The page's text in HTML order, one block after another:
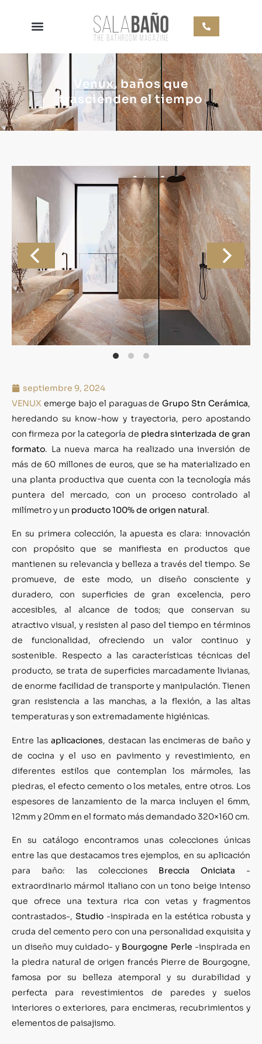
Venux, baños que
trascienden el tiempo
septiembre 9, 2024
VENUX emerge bajo el paraguas de Grupo Stn Cerámica,
heredando su know-how y trayectoria, pero apostando
con firmeza por la categoría de piedra sinterizada de gran
formato. La nueva marca ha realizado una inversión de
más de 60 millones de euros, que se ha materializado en
una planta productiva que cuenta con la tecnología más
puntera del mercado, con un proceso controlado al
milímetro y un producto 100% de origen natural.
En su primera colección, la apuesta es clara: innovación
con propósito que se manifiesta en productos que
mantienen su relevancia y belleza a través del tiempo. Se
promueve, de este modo, un diseño consciente y
duradero, con superficies de gran excelencia, pero
accesibles, al alcance de todos; que conservan su
atractivo visual, y resisten al paso del tiempo en términos
de funcionalidad, ofreciendo un valor continuo y
sostenible. Respecto a las características técnicas del
producto, se trata de superficies marcadamente livianas,
de enorme facilidad de transporte y manipulación. Tienen
gran resistencia a las manchas, a la flexión, a las altas
temperaturas y son extremadamente higiénicas.
Entre las aplicaciones, destacan las encimeras de baño y
de cocina y el uso en pavimento y revestimiento, en
diferentes estilos que contemplan los mármoles, las
piedras, el efecto cemento o los metales, entre otros. Los
espesores de lanzamiento de la marca incluyen el 6mm,
12mm y 20mm en el formato más demandado 320×160 cm.
En su catálogo encontramos unas colecciones únicas
entre las que destacamos tres ejemplos, en su aplicación
para baño: las colecciones Breccia Oniciata -
extraordinario mármol italiano con un tono beige intenso
que ofrece una textura rica con vetas y fragmentos
contrastados-, Studio-inspirada en la estética robusta y
cruda del cemento pero con una personalidad exquisita y
un diseño muy cuidado- y Bourgogne Perle -inspirada en
la piedra natural de origen francés Pierre de Bourgogne,
famosa por su belleza atemporal y su durabilidad y
perfecta para revestimientos de paredes y suelos
interiores o exteriores, para encimeras, recubrimientos y
elementos de paisajismo.